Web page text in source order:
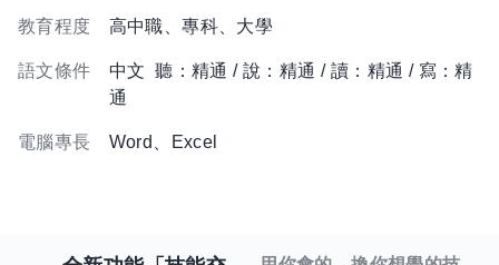
教育程度 高中職、專科、大學
語文條件
中文 聽：精通 / 說：精通 / 讀：精通 / 寫：精
通
電腦專長 Word、Excel